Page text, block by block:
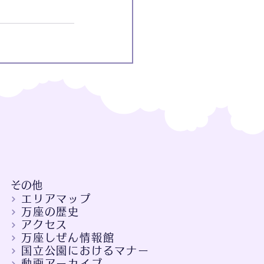
​その他
エリアマップ
万座の歴史
アクセス
万座しぜん情報館
国立公園におけるマナー